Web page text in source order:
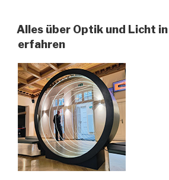
Geschichte
und
von
Norbert
Conrads“
Alles über Optik und Licht
erfahren